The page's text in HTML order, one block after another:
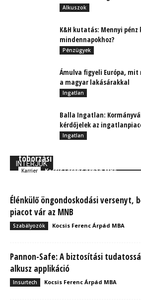
Alkuszok
K&H kutatás: Mennyi
mindennapokhoz?
Pénzügyek
Ámulva figyeli Európa,
a magyar lakásárakkal
Ingatlan
Balla Ingatlan:
kérdőjelek az
Ingatlan
INTERJÚK
toborzási technikái sok mindent
Karrier Kocsis Ferenc Árpád MBA
Élénkülő öngondoskodási versenyt,
piacot vár az MNB
Szabályozók Kocsis Ferenc Árpád MBA
Pannon-Safe: A biztosítási
alkusz applikáció
Insurtech Kocsis Ferenc Árpád MBA